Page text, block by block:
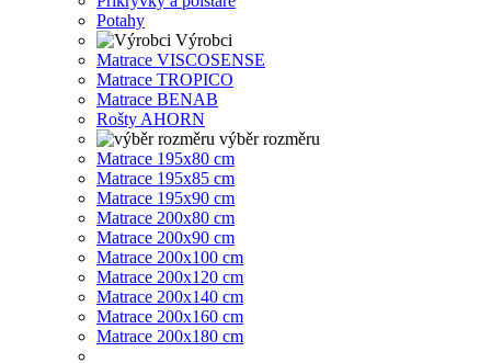
Potahy
Výrobci
Matrace VISCOSENSE
Matrace TROPICO
Matrace BENAB
Rošty AHORN
výběr rozměru
Matrace 195x80 cm
Matrace 195x85 cm
Matrace 195x90 cm
Matrace 200x80 cm
Matrace 200x90 cm
Matrace 200x100 cm
Matrace 200x120 cm
Matrace 200x140 cm
Matrace 200x160 cm
Matrace 200x180 cm